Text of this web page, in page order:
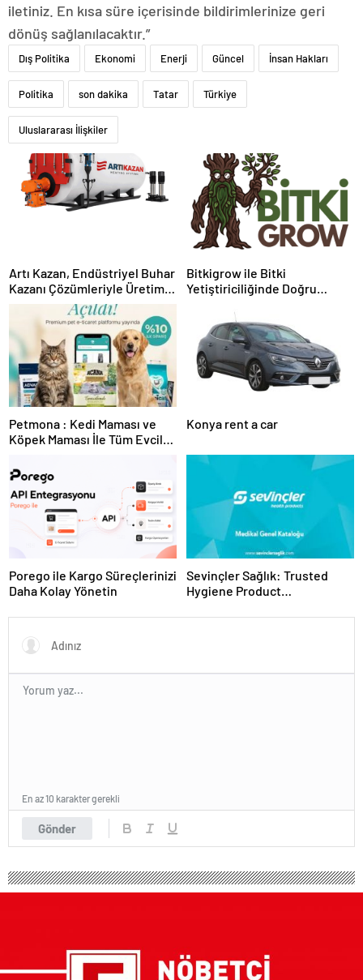
iletiniz. En kısa süre içerisinde bildirimlerinize geri
dönüş sağlanılacaktır.”
Dış Politika Ekonomi Enerji Güncel İnsan Hakları
Politika son dakika Tatar Türkiye
Uluslararası İlişkiler
Artı Kazan, Endüstriyel Buhar
Kazanı Çözümleriyle Üretim
Tesislerine Verimli Sistemler
Sunuyor
Bitkigrow ile Bitki
Yetiştiriciliğinde Doğru
Petmona : Kedi Maması ve
Köpek Maması İle Tüm Evcil
Konya rent a car
Porego ile Kargo Süreçlerinizi
Daha Kolay Yönetin
Sevinçler Sağlık: Trusted
Hygiene Product
Gönder
En az 10 karakter gerekli